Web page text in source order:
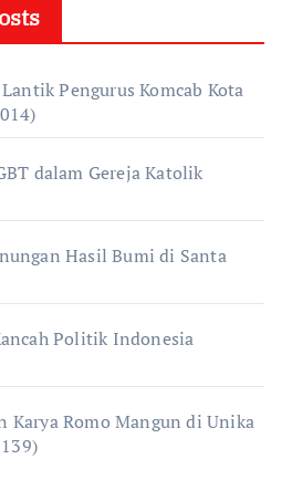
Pengurus Komcab Kota
dalam Gereja Katolik
Hasil Bumi di Santa
Politik Indonesia
Karya Romo Mangun di Unika